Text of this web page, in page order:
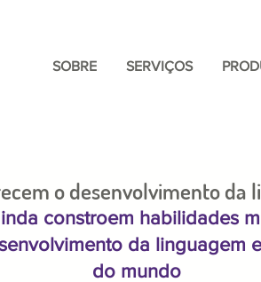
SOBRE SERVIÇOS
o desenvolvimento da
constroem habilidades
da linguagem
do mundo